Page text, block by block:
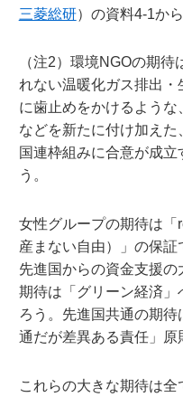
三菱総研）の資料4-1から
（注2）環境NGOの期
れない温暖化ガス排出
に歯止めをかけるよう
などを新たに付け加え
国連枠組みに合意が成
う。
女性グループの期待は「
産まない自由）」の保
先進国からの資金支援
期待は「グリーン経済」
ろう。先進国共通の期
通だが差異ある責任」原
これらの大きな期待は全